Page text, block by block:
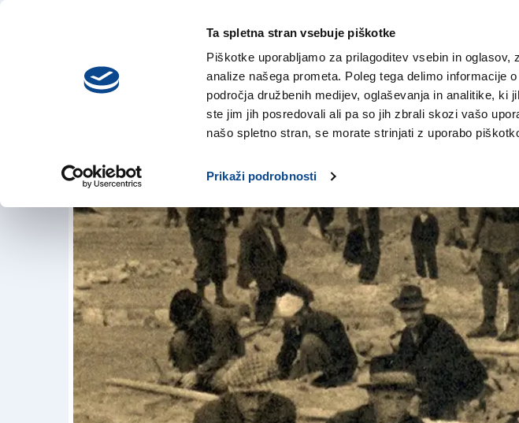
Ta spletna stran vsebuje piškotke
Piškotke uporabljamo za prilagoditev vsebin in
analize našega prometa. Poleg tega delimo informacije
področja družbenih medijev, oglaševanja in analitike, ki
ste jim jih posredovali ali pa so jih zbrali skozi vašo
našo spletno stran, se morate strinjati z uporabo
Prikaži podrobnosti
ponedeljek,
3. avgusta 2026
NOVICE TRŽAŠKA
Rab: kdaj uradni italijanski
9. sep. 2018 | 22:11